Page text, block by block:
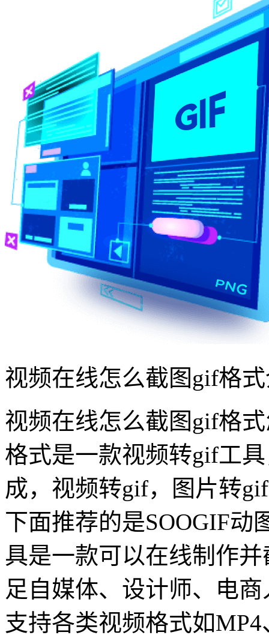
视频在线怎么截图gif格
视频在线怎么截图gif格
格式是一款视频转gif工
成，视频转gif，图片转
下面推荐的是SOOGIF动
具是一款可以在线制作
足自媒体、设计师、电
支持各类视频格式如